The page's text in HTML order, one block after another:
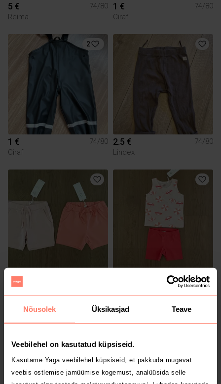
Nõusolek Üksikasjad Teave
Veebilehel on kasutatud küpsiseid.
Kasutame Yaga veebilehel küpsiseid, et pakkuda mugavat
veebis ostlemise jamüümise kogemust, analüüsida selle
5 €
74/80
Reima
1 €
74/80
Ciraf
2
1 €
74/80
Ciraf
2.5 €
74/80
Lindex
10 €
Lindex
74/80